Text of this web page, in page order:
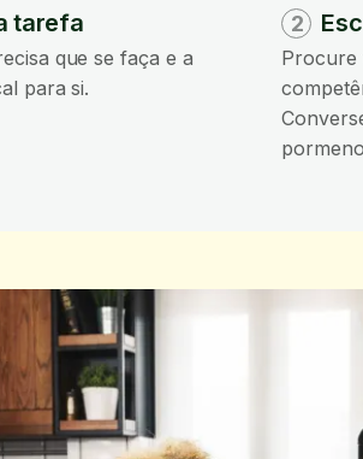
tarefa
que se faça e a
para si.
2
Procure